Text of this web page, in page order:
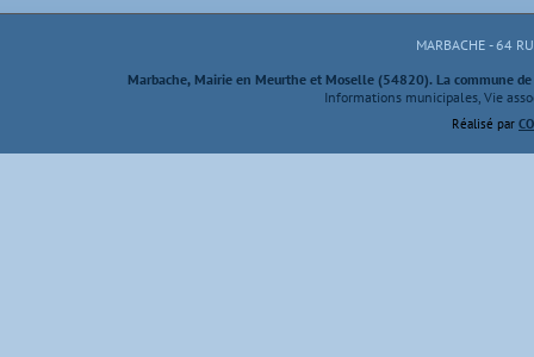
MARBACHE - 64
Marbache, Mairie en Meurthe et Moselle (54820). La commune
Informations municipales, Vie
Réalisé par